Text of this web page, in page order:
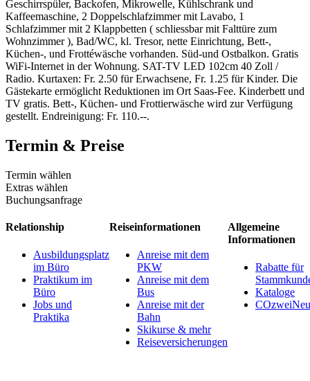
Geschirrspüler, Backofen, Mikrowelle, Kühlschrank und
Kaffeemaschine, 2 Doppelschlafzimmer mit Lavabo, 1
Schlafzimmer mit 2 Klappbetten ( schliessbar mit Falttüre zum
Wohnzimmer ), Bad/WC, kl. Tresor, nette Einrichtung, Bett-,
Küchen-, und Frottéwäsche vorhanden. Süd-und Ostbalkon. Gratis
WiFi-Internet in der Wohnung. SAT-TV LED 102cm 40 Zoll /
Radio. Kurtaxen: Fr. 2.50 für Erwachsene, Fr. 1.25 für Kinder. Die
Gästekarte ermöglicht Reduktionen im Ort Saas-Fee. Kinderbett und
TV gratis. Bett-, Küchen- und Frottierwäsche wird zur Verfügung
gestellt. Endreinigung: Fr. 110.--.
Termin & Preise
Termin wählen
Extras wählen
Buchungsanfrage
Relationship
Ausbildungsplatz
im Büro
Praktikum im
Büro
Jobs und
Praktika
Reiseinformationen
Anreise mit dem
PKW
Anreise mit dem
Bus
Anreise mit der
Bahn
Skikurse & mehr
Reiseversicherungen
Allgemeine
Informationen
Rabatte für
Kataloge